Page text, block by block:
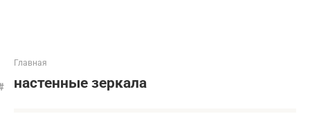
Главная
настенные зеркала